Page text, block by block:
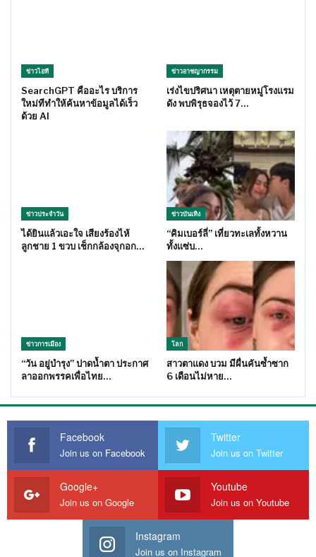
ข่าวไอที
SearchGPT คืออะไร บริการ
ใหม่ทีทำให้ค้นหาข้อมูลได้เร็ว
ด้วย AI
ข่าวอาชญากรรม
เร่งไขปริศนา เหตุตายหมู่โรงแรม
ดัง พบพิรุธจองไว้ 7…
ข่าวประจำวัน
ได้ยินแล้วเอะใจ เสียงร้องไห้
ลูกชาย 1 ขวบ เช็กกล้องจุกอก…
ข่าวบันเทิง
“คิมเบอร์ลี่” เที่ยวทะเลทั้งหวาน
ทั้งแซ่บ…
ข่าวการเมือง
“วัน อยู่บำรุง” ปาดน้ำตา ประกาศ
ลาออกพรรคเพื่อไทย…
โลก
สาวตาแดง บวม มีผื่นคันซ้ำซาก
6 เดือนไม่หาย…
Facebook
Join us on Facebook
Twitter
Join us on Twitter
Google+
Join us on Google
Youtube
Join us on Youtube
Instagram
Join us on Instagram